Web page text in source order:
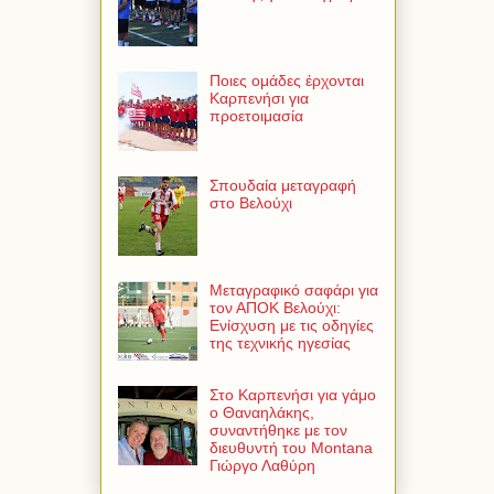
Ποιες ομάδες έρχονται
Καρπενήσι για
προετοιμασία
Σπουδαία μεταγραφή
στο Βελούχι
Μεταγραφικό σαφάρι για
τον ΑΠΟΚ Βελούχι:
Ενίσχυση με τις οδηγίες
της τεχνικής ηγεσίας
Στο Καρπενήσι για γάμο
ο Θαναηλάκης,
συναντήθηκε με τον
διευθυντή του Montana
Γιώργο Λαθύρη